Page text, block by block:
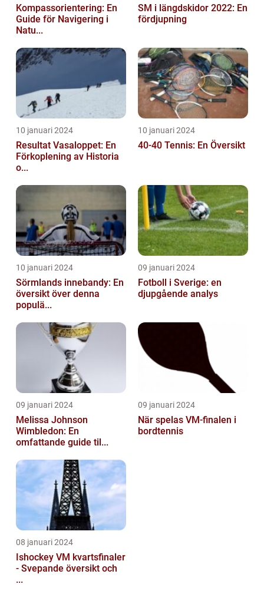
Kompassorientering: En
Guide för Navigering i
Natu...
SM i längdskidor 2022: En
fördjupning
10 januari 2024
Resultat Vasaloppet: En
Förkoplening av Historia
o...
10 januari 2024
40-40 Tennis: En Översikt
10 januari 2024
Sörmlands innebandy: En
översikt över denna
populä...
09 januari 2024
Fotboll i Sverige: en
djupgående analys
09 januari 2024
Melissa Johnson
Wimbledon: En
omfattande guide til...
09 januari 2024
När spelas VM-finalen i
bordtennis
08 januari 2024
Ishockey VM kvartsfinaler
- Svepande översikt och
...